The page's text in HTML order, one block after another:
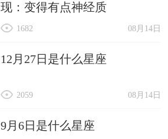
现：变得有点神经质
08月14日
1682
12月27日是什么星座
08月14日
2059
9月6日是什么星座